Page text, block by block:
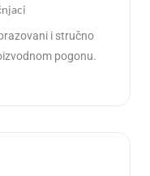
i stručno
pogonu.